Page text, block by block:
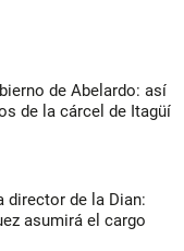
de Abelardo: así
de la cárcel de Itagüí
director de la Dian:
asumirá el cargo